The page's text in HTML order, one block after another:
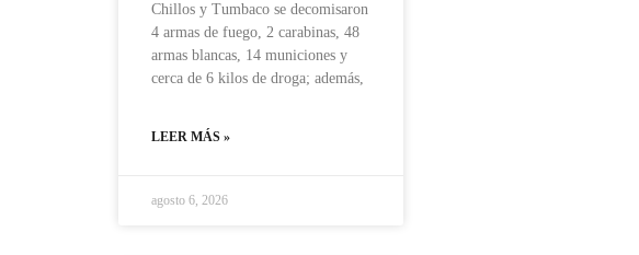
Chillos y Tumbaco se decomisaron
4 armas de fuego, 2 carabinas, 48
armas blancas, 14 municiones y
cerca de 6 kilos de droga; además,
LEER MÁS »
agosto 6, 2026